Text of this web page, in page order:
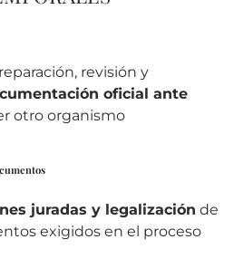
revisión y
oficial ante
otro organismo
juradas y legalización de
exigidos en el proceso